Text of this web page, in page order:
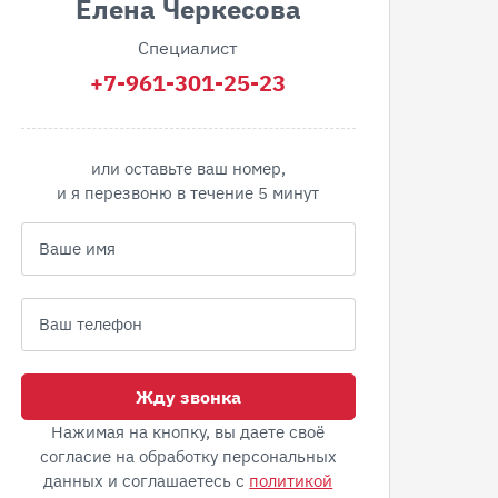
Елена Черкесова
Специалист
+7-961-301-25-23
или оставьте ваш номер,
и я перезвоню в течение 5 минут
Жду звонка
Нажимая на кнопку, вы даете своё
согласие на обработку персональных
данных и соглашаетесь с политикой